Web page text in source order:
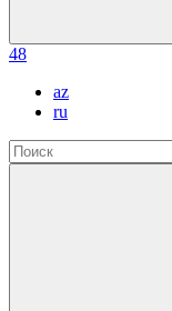
48
az
ru